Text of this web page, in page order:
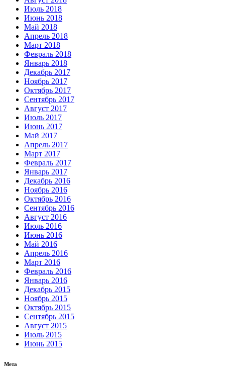
Июль 2018
Июнь 2018
Май 2018
Апрель 2018
Март 2018
Февраль 2018
Январь 2018
Декабрь 2017
Ноябрь 2017
Октябрь 2017
Сентябрь 2017
Август 2017
Июль 2017
Июнь 2017
Май 2017
Апрель 2017
Март 2017
Февраль 2017
Январь 2017
Декабрь 2016
Ноябрь 2016
Октябрь 2016
Сентябрь 2016
Август 2016
Июль 2016
Июнь 2016
Май 2016
Апрель 2016
Март 2016
Февраль 2016
Январь 2016
Декабрь 2015
Ноябрь 2015
Октябрь 2015
Сентябрь 2015
Август 2015
Июль 2015
Июнь 2015
Мета